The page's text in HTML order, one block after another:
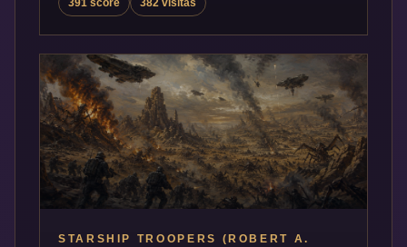
391 score 382 visitas
STARSHIP TROOPERS (ROBERT A.